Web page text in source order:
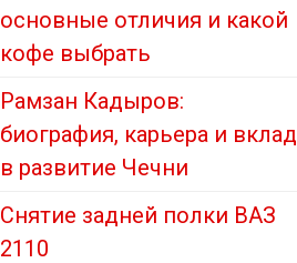
основные отличия и какой
кофе выбрать
Рамзан Кадыров:
биография, карьера и вклад
в развитие Чечни
Снятие задней полки ВАЗ
2110